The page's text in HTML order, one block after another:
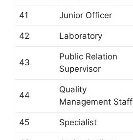
41 Junior Officer
42 Laboratory
43
Public Relation
Supervisor
44
Quality
Management Staff
45 Specialist